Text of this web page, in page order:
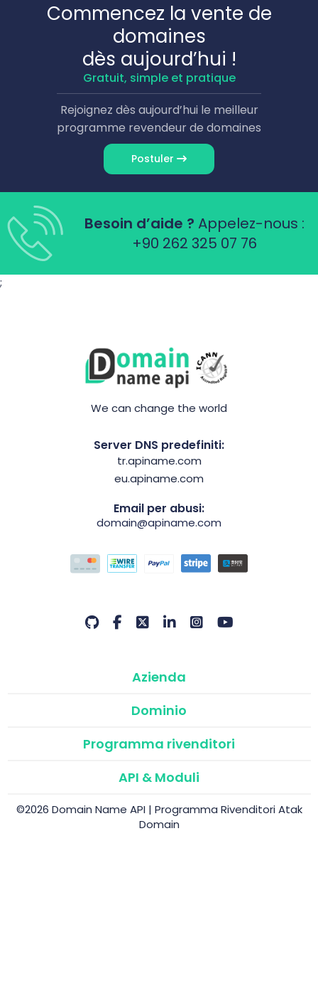
Commencez la vente de
domaines
dès aujourd’hui !
Gratuit, simple et pratique
Rejoignez dès aujourd’hui le meilleur
programme revendeur de domaines
Postuler
Besoin d’aide ? Appelez-nous :
+90 262 325 07 76
;
We can change the world
Server DNS predefiniti:
tr.apiname.com
eu.apiname.com
Email per abusi:
domain@apiname.com
Azienda
Dominio
Programma rivenditori
API & Moduli
©2026 Domain Name API | Programma Rivenditori Atak
Domain